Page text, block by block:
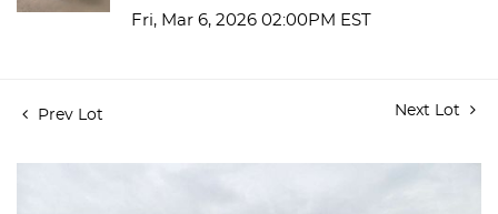
Fri, Mar 6, 2026 02:00PM EST
Prev Lot Next Lot